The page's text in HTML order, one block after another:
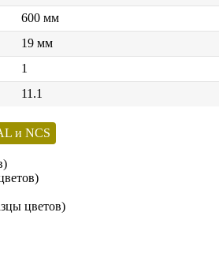
600 мм
19 мм
1
11.1
и NCS
цветов)